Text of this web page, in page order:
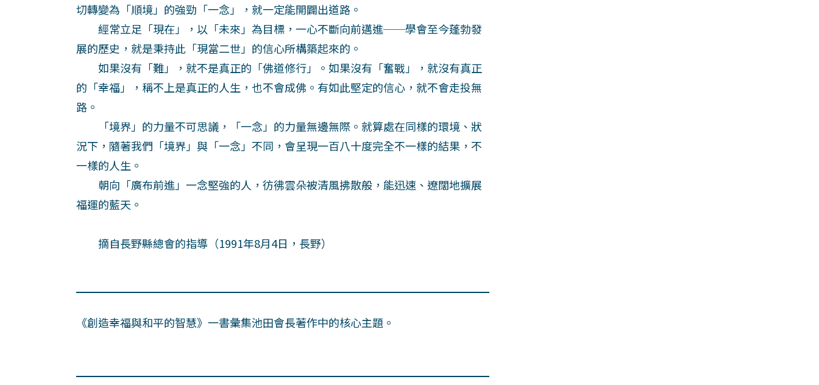
切轉變為「順境」的強勁「一念」，就一定能開闢出道路。
經常立足「現在」，以「未來」為目標，一心不斷向前邁進──學會至今蓬勃發
展的歷史，就是秉持此「現當二世」的信心所構築起來的。
如果沒有「難」，就不是真正的「佛道修行」。如果沒有「奮戰」，就沒有真正
的「幸福」，稱不上是真正的人生，也不會成佛。有如此堅定的信心，就不會走投無
路。
「境界」的力量不可思議，「一念」的力量無邊無際。就算處在同樣的環境、狀
況下，隨著我們「境界」與「一念」不同，會呈現一百八十度完全不一樣的結果，不
一樣的人生。
朝向「廣布前進」一念堅強的人，彷彿雲朵被清風拂散般，能迅速、遼闊地擴展
福運的藍天。
摘自長野縣總會的指導（1991年8月4日，長野）
《創造幸福與和平的智慧》一書彙集池田會長著作中的核心主題。